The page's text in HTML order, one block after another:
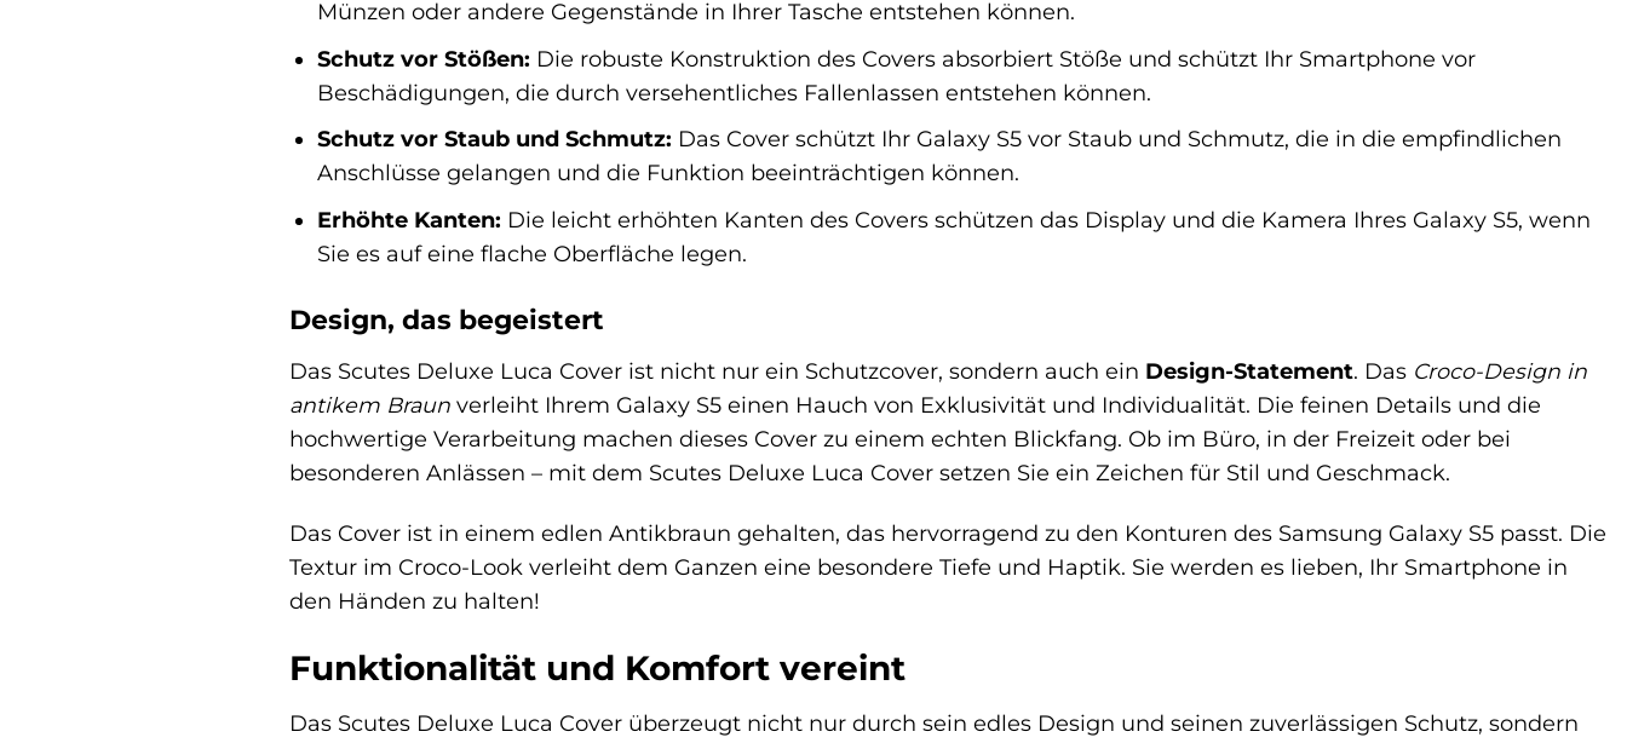
Münzen oder andere Gegenstände in Ihrer Tasche entstehen können.
Schutz vor Stößen: Die robuste Konstruktion des Covers absorbiert Stöße und schützt Ihr Smartphone vor
Beschädigungen, die durch versehentliches Fallenlassen entstehen können.
Schutz vor Staub und Schmutz: Das Cover schützt Ihr Galaxy S5 vor Staub und Schmutz, die in die empfindlichen
Anschlüsse gelangen und die Funktion beeinträchtigen können.
Erhöhte Kanten: Die leicht erhöhten Kanten des Covers schützen das Display und die Kamera Ihres Galaxy S5, wenn
Sie es auf eine flache Oberfläche legen.
Design, das begeistert
Das Scutes Deluxe Luca Cover ist nicht nur ein Schutzcover, sondern auch ein Design-Statement. Das Croco-Design in
antikem Braun verleiht Ihrem Galaxy S5 einen Hauch von Exklusivität und Individualität. Die feinen Details und die
hochwertige Verarbeitung machen dieses Cover zu einem echten Blickfang. Ob im Büro, in der Freizeit oder bei
besonderen Anlässen – mit dem Scutes Deluxe Luca Cover setzen Sie ein Zeichen für Stil und Geschmack.
Das Cover ist in einem edlen Antikbraun gehalten, das hervorragend zu den Konturen des Samsung Galaxy S5 passt. Die
Textur im Croco-Look verleiht dem Ganzen eine besondere Tiefe und Haptik. Sie werden es lieben, Ihr Smartphone in
den Händen zu halten!
Funktionalität und Komfort vereint
Das Scutes Deluxe Luca Cover überzeugt nicht nur durch sein edles Design und seinen zuverlässigen Schutz, sondern